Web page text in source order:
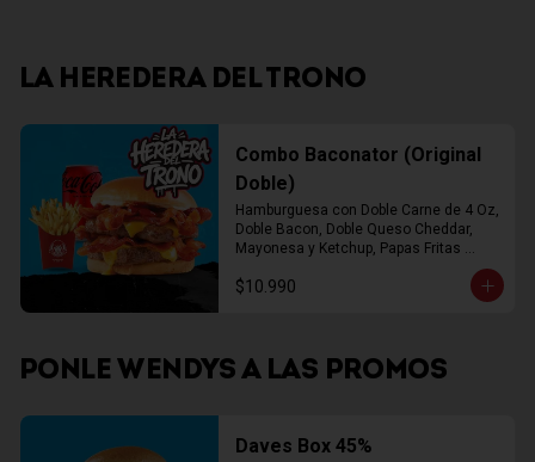
LA HEREDERA DEL TRONO
Combo Baconator (Original
Doble)
Hamburguesa con Doble Carne de 4 Oz,
Doble Bacon, Doble Queso Cheddar,
Mayonesa y Ketchup, Papas Fritas
$10.990
PONLE WENDYS A LAS PROMOS
Daves Box 45%